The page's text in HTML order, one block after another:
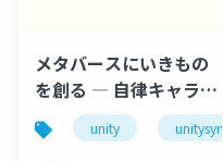
メタバースにいきもの
を創る ― 自律キャラク
タ研究から考えるソー
シャルVRとNPC
unity unitysync